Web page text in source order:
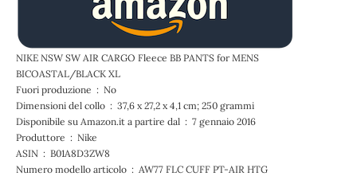
NIKE NSW SW AIR CARGO Fleece BB PANTS for MENS
BICOASTAL/BLACK XL
Fuori produzione ‏ : ‎ No
Dimensioni del collo ‏ : ‎ 37,6 x 27,2 x 4,1 cm; 250 grammi
Disponibile su Amazon.it a partire dal ‏ : ‎ 7 gennaio 2016
Produttore ‏ : ‎ Nike
ASIN ‏ : ‎ B01A8D3ZW8
Numero modello articolo ‏ : ‎ AW77 FLC CUFF PT-AIR HTG